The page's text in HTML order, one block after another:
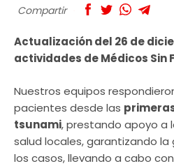
Compartir
Actualización del 26 de
actividades de Médicos Sin
Nuestros equipos
pacientes desde las
tsunami, prestando apoyo a
salud locales, garantizando
los casos, llevando a cabo